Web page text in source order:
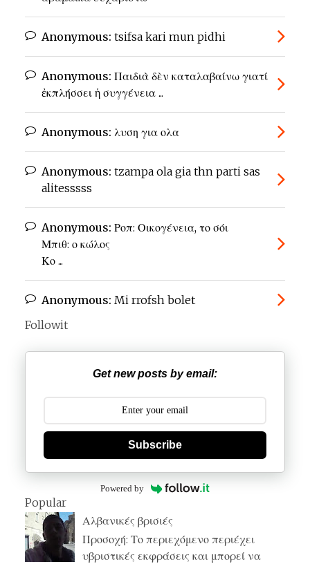
Anonymous: tsifsa kari mun pidhi
Anonymous: Παιδιὰ δὲν καταλαβαίνω γιατί
ἐκπλήσσει ἡ συγγένεια ...
Anonymous: λυση για ολα
Anonymous: tzampa ola gia thn parti sas
alitesssss
Anonymous: Ροπ: Οικογένεια, το σόι
Μπιθ: ο κώλος
Κο ...
Anonymous: Mi rrofsh bolet
Followit
Get new posts by email:
Subscribe
Powered by
Popular
Αλβανικές βρισιές
Προσοχή: Το περιεχόμενο περιέχει
υβριστικές εκφράσεις και μπορεί να